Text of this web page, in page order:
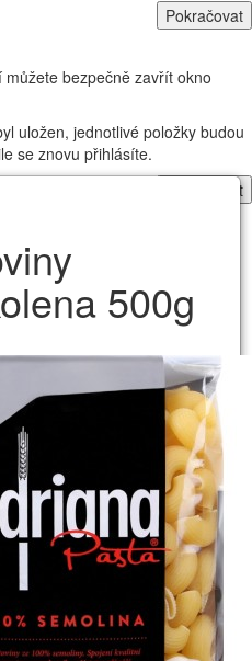
Pokračovat
bezpečně zavřít okno
uložen, jednotlivé položky budou
se znovu přihlásíte.
Pokračovat
500g